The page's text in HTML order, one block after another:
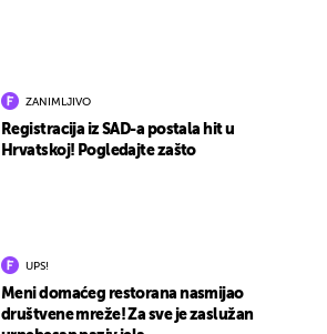
ZANIMLJIVO
Registracija iz SAD-a postala hit u
Hrvatskoj! Pogledajte zašto
UPS!
Meni domaćeg restorana nasmijao
društvene mreže! Za sve je zaslužan